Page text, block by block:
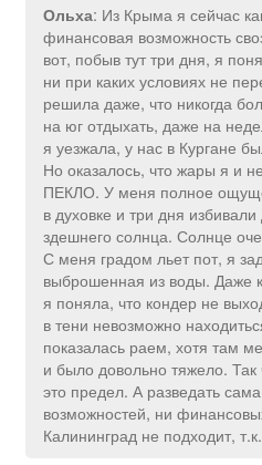
Ольха: Из Крыма я сейчас
финансовая возможность
вот, побыв тут три дня, я
ни при каких условиях не
решила даже, что никогда
на юг отдыхать, даже на
я уезжала, у нас в Кургане
Но оказалось, что жары я и
ПЕКЛО. У меня полное
в духовке и три дня
здешнего солнца. Солнце
С меня градом льет пот, я
выброшенная из воды. Даже
я поняла, что кондер не
в тени невозможно
показалась раем, хотя там
и было довольно тяжело.
это предел. А разведать
возможностей, ни
Калининград не подходит,